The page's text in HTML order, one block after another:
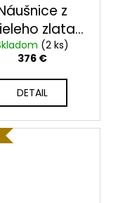
z
zlata
23219(2 ks)
376 €
DETAIL